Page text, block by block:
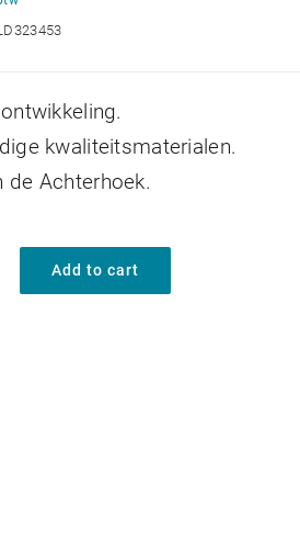
kwaliteitsmaterialen.
de Achterhoek.
Add to cart